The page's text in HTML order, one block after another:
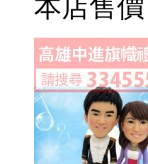
本店售價